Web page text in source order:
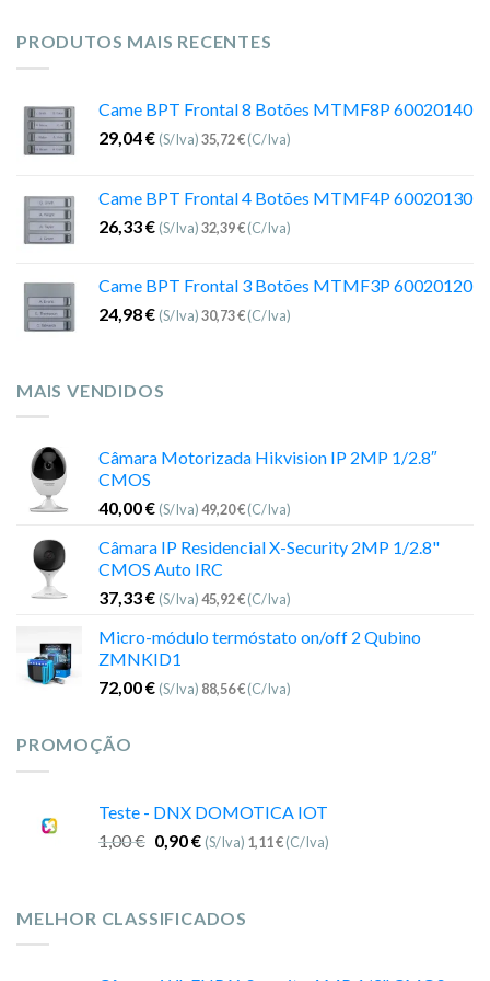
PRODUTOS MAIS RECENTES
Came BPT Frontal 8 Botões MTMF8P 60020140
29,04€ (S/Iva)35,72€(C/Iva)
Came BPT Frontal 4 Botões MTMF4P 60020130
26,33€ (S/Iva)32,39€(C/Iva)
Came BPT Frontal 3 Botões MTMF3P 60020120
24,98€ (S/Iva)30,73€(C/Iva)
MAIS VENDIDOS
Câmara Motorizada Hikvision IP 2MP 1/2.8″
CMOS
40,00€ (S/Iva)49,20€(C/Iva)
Câmara IP Residencial X-Security 2MP 1/2.8"
CMOS Auto IRC
37,33€ (S/Iva)45,92€(C/Iva)
Micro-módulo termóstato on/off 2 Qubino
ZMNKID1
72,00€ (S/Iva) 88,56€(C/Iva)
PROMOÇÃO
Teste - DNX DOMOTICA IOT
1,00€ 0,90€ (S/Iva) 1,11€(C/Iva)
MELHOR CLASSIFICADOS